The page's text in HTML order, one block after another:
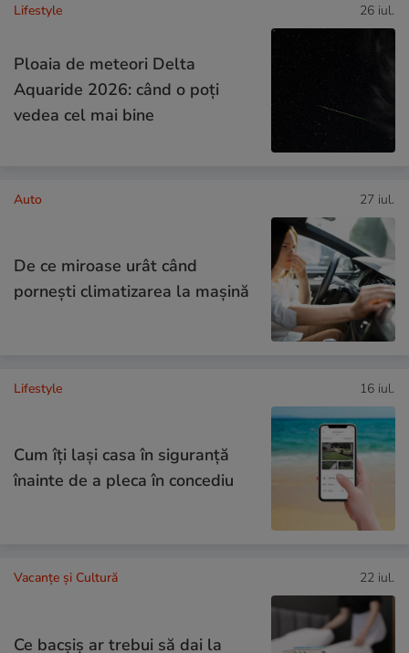
Lifestyle 26 iul.
Ploaia de meteori Delta
Aquaride 2026: când o poți
vedea cel mai bine
Auto 27 iul.
De ce miroase urât când
pornești climatizarea la mașină
Lifestyle 16 iul.
Cum îţi laşi casa în siguranţă
înainte de a pleca în concediu
Vacanțe și Cultură 22 iul.
Ce bacşiş ar trebui să dai la